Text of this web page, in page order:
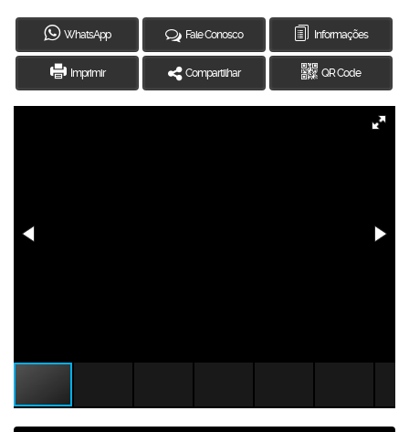
WhatsApp Fale Conosco Informações
Imprimir Compartilhar QR Code